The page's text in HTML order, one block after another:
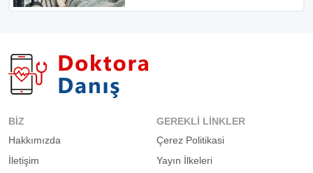
BIZ
Hakkımızda
İletişim
GEREKLI LINKLER
Çerez Politikasi
Yayın İlkeleri